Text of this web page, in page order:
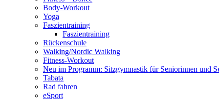
Body-Workout
Yoga
Faszientraining
Faszientraining
Rückenschule
Walking/Nordic Walking
Fitness-Workout
Neu im Programm: Sitzgymnastik für Seniorinnen und
Tabata
Rad fahren
eSport